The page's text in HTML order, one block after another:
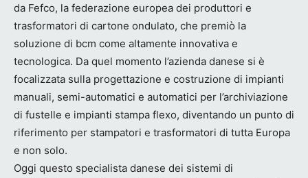
da Fefco, la federazione europea dei produttori e
trasformatori di cartone ondulato, che premiò la
soluzione di bcm come altamente innovativa e
tecnologica. Da quel momento l’azienda danese si è
focalizzata sulla progettazione e costruzione di impianti
manuali, semi-automatici e automatici per l’archiviazione
di fustelle e impianti stampa flexo, diventando un punto di
riferimento per stampatori e trasformatori di tutta Europa
e non solo.
Oggi questo specialista danese dei sistemi di